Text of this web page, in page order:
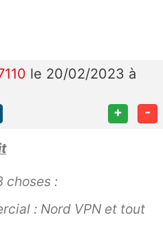
le 20/02/2023 à
+ -
choses :
: Nord VPN et tout